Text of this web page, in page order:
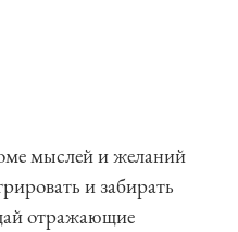
мыслей и желаний
и забирать
отражающие